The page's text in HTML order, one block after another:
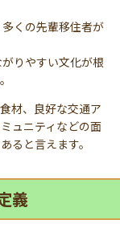
くの先輩移住者が
りやすい文化が根
材、良好な交通ア
ュニティなどの面
ると言えます。
義